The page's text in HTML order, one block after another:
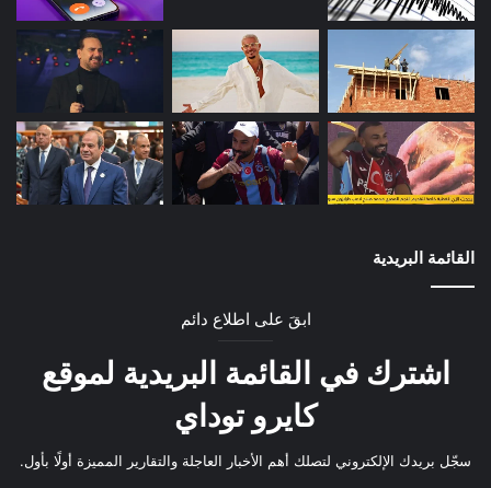
القائمة البريدية
ابقَ على اطلاع دائم
اشترك في القائمة البريدية لموقع
كايرو توداي
سجّل بريدك الإلكتروني لتصلك أهم الأخبار العاجلة والتقارير المميزة أولًا بأول.